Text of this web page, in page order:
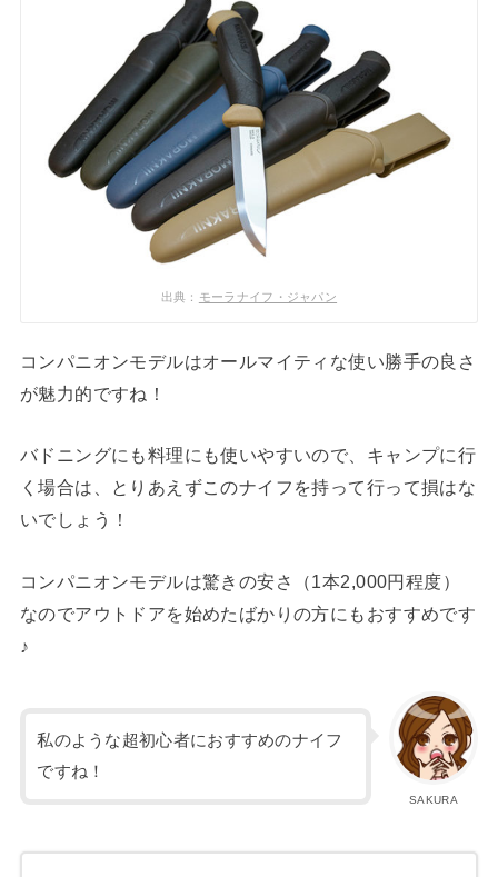
出典： モーラナイフ・ジャパン
コンパニオンモデルはオールマイティな使い勝手の良さ
が魅力的ですね！
バドニングにも料理にも使いやすいので、キャンプに行
く場合は、とりあえずこのナイフを持って行って損はな
いでしょう！
コンパニオンモデルは驚きの安さ（1本2,000円程度）
なのでアウトドアを始めたばかりの方にもおすすめです
♪
SAKURA
私のような超初心者におすすめのナイフ
ですね！